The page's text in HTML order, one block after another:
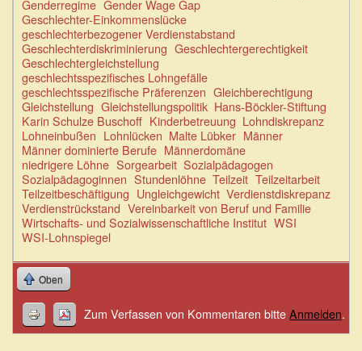
Genderregime Gender Wage Gap
Geschlechter-Einkommenslücke
geschlechterbezogener Verdienstabstand
Geschlechterdiskriminierung Geschlechtergerechtigkeit
Geschlechtergleichstellung
geschlechtsspezifisches Lohngefälle
geschlechtsspezifische Präferenzen Gleichberechtigung
Gleichstellung Gleichstellungspolitik Hans-Böckler-Stiftung
Karin Schulze Buschoff Kinderbetreuung Lohndiskrepanz
Lohneinbußen Lohnlücken Malte Lübker Männer
Männer dominierte Berufe Männerdomäne
niedrigere Löhne Sorgearbeit Sozialpädagogen
Sozialpädagoginnen Stundenlöhne Teilzeit Teilzeitarbeit
Teilzeitbeschäftigung Ungleichgewicht Verdienstdiskrepanz
Verdienstrückstand Vereinbarkeit von Beruf und Familie
Wirtschafts- und Sozialwissenschaftliche Institut WSI
WSI-Lohnspiegel
Oben
Zum Verfassen von Kommentaren bitteAnmelden.